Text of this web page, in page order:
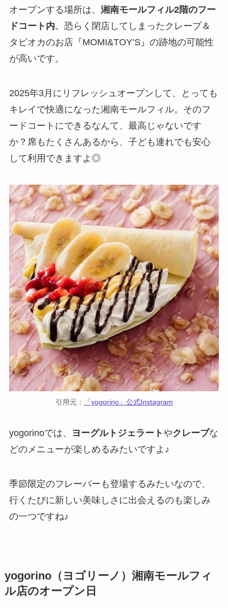
オープンする場所は、 湘南モールフィル2階のフー
ドコート内。恐らく閉店してしまったクレープ＆
タピオカのお店『MOMI&TOY’S』の跡地の可能性
が高いです。
2025年3月にリフレッシュオープンして、とっても
キレイで快適になった湘南モールフィル。そのフ
ードコートにできるなんて、最高じゃないです
か？席もたくさんあるから、子ども連れでも安心
して利用できますよ◎
引用元： 「yogorino」公式Instagram
yogorinoでは、 ヨーグルトジェラートやクレープな
どのメニューが楽しめるみたいですよ♪
季節限定のフレーバーも登場するみたいなので、
行くたびに新しい美味しさに出会えるのも楽しみ
の一つですね♪
yogorino（ヨゴリーノ）湘南モールフィ
ル店のオープン日